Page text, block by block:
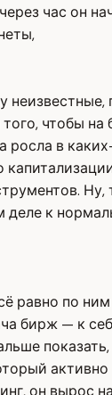
час он
чтобы на
росла в
Ну,
деле к
равно по
бирж — к
активно
он вырос